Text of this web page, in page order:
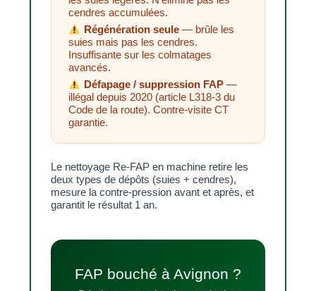
cendres accumulées.
Régénération seule— brûle les
suies mais pas les cendres.
Insuffisante sur les colmatages
avancés.
Défapage / suppression FAP—
illégal depuis 2020 (article L318-3 du
Code de la route). Contre-visite CT
garantie.
Le nettoyage Re-FAP en machine retire les
deux types de dépôts (suies + cendres),
mesure la contre-pression avant et après, et
garantit le résultat 1 an.
FAP bouché à Avignon ?